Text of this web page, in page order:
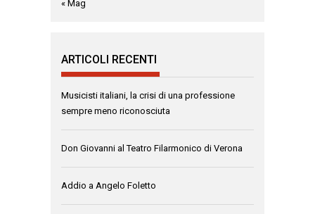
« Mag
ARTICOLI RECENTI
Musicisti italiani, la crisi di una professione
sempre meno riconosciuta
Don Giovanni al Teatro Filarmonico di Verona
Addio a Angelo Foletto